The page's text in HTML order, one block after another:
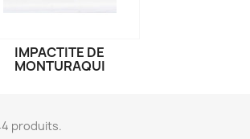
IMPACTITE DE
MONTURAQUI
produits.